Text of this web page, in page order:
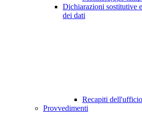
Dichiarazioni sostitutive
dei dati
Recapiti
Provvedimenti